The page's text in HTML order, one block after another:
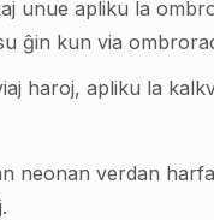
unue apliku la
ĝin kun via
haroj, apliku la
neonan verdan